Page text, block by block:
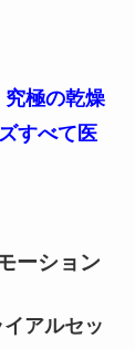
究極の乾燥
すべて医
ーション
アルセッ